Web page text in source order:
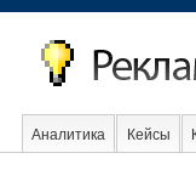
Аналитика Кейсы